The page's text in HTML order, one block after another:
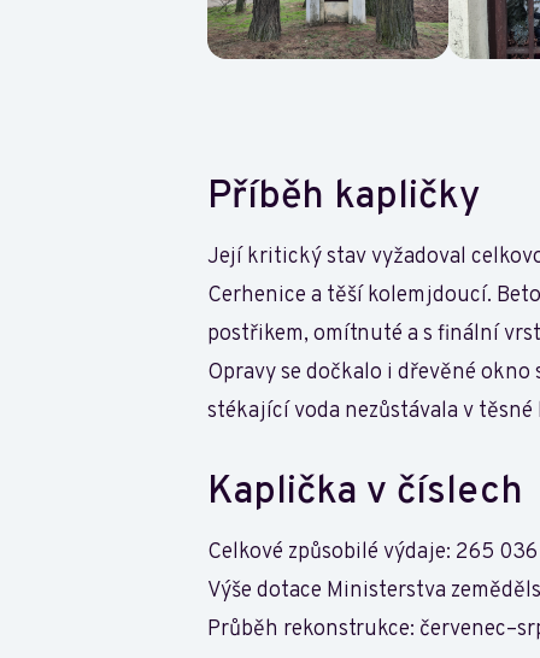
Příběh kapličky
Její kritický stav vyžadoval
Cerhenice a těší kolemjdoucí.
postřikem, omítnuté a s finální
Opravy se dočkalo i dřevěné
stékající voda nezůstávala v
Kaplička v číslech
Celkové způsobilé výdaje: 265
Výše dotace Ministerstva
Průběh rekonstrukce: